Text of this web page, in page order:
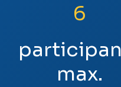
6
max.